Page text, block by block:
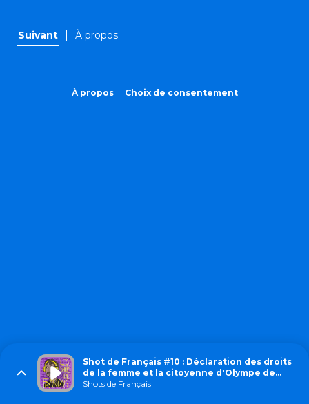
Suivant À propos
À propos Choix de consentement
Shot de Français #10 : Déclaration des droits
de la femme et la citoyenne d'Olympe de
Gouges (1791)
Shots de Français